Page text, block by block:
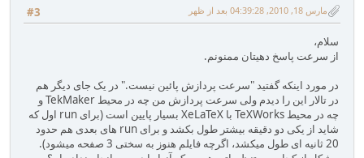
#3 مارس 18, 2010, 04:39:28 بعد از ظهر
سلام،
از سرعت پاسخ دهیتان ممنونم.
در مورد اینکه گفتید "سرعت پردازش پائین نیست." در یک جای دیگر هم
در تالار این را دیدم ولی سرعت پردازش من چه در محیط TekMaker و
چه در محیط TeXWorks با XeLaTeX بسیار پایین است (برای run اول که
شاید از یکی دو دقیقه بیشتر طول بکشد و برای run های بعدی هم حدود
20 ثانیه ای طول میکشد، اگرچه فایلم هنوز به سختی 3 صفحه میشود).